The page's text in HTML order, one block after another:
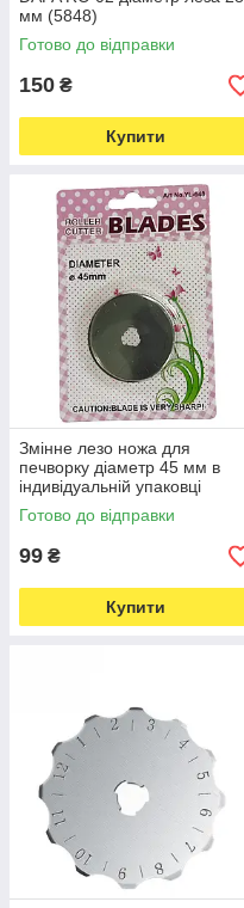
мм (5848)
Готово до відправки
150 ₴
Купити
Змінне лезо ножа для
печворку діаметр 45 мм в
індивідуальній упаковці
(7342)
Готово до відправки
99 ₴
Купити